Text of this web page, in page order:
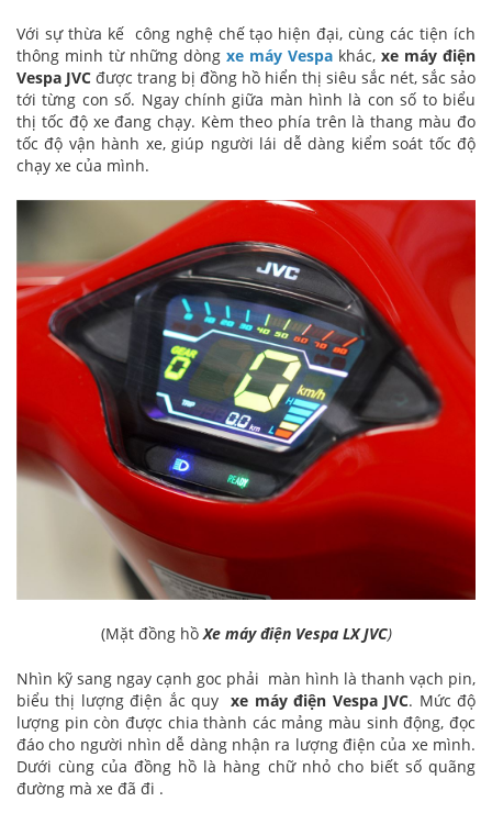
Với sự thừa kế công nghệ chế tạo hiện đại, cùng các tiện ích
thông minh từ những dòng xe máy Vespa khác, xe máy điện
Vespa JVC được trang bị đồng hồ hiển thị siêu sắc nét, sắc sảo
tới từng con số. Ngay chính giữa màn hình là con số to biểu
thị tốc độ xe đang chạy. Kèm theo phía trên là thang màu đo
tốc độ vận hành xe, giúp người lái dễ dàng kiểm soát tốc độ
chạy xe của mình.
(Mặt đồng hồXe máy điện Vespa LX JVC)
Nhìn kỹ sang ngay cạnh goc phải màn hình là thanh vạch pin,
biểu thị lượng điện ắc quy xe máy điện Vespa JVC. Mức độ
lượng pin còn được chia thành các mảng màu sinh động, đọc
đáo cho người nhìn dễ dàng nhận ra lượng điện của xe mình.
Dưới cùng của đồng hồ là hàng chữ nhỏ cho biết số quãng
đường mà xe đã đi .